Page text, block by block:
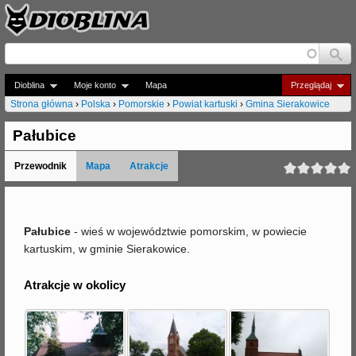
Jump to navigation
Dioblina Moje konto Przeglądaj
Mapa
J
e
s
Strona główna › Polska › Pomorskie › Powiat kartuski › Gmina Sierakowice
Pałubice
Przewodnik Mapa Atrakcje
Pałubice - wieś w województwie pomorskim, w powiecie
kartuskim, w gminie Sierakowice.
Atrakcje w okolicy